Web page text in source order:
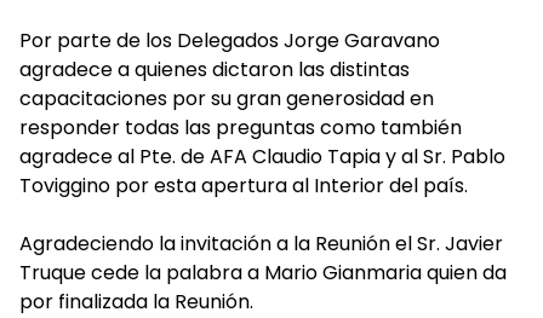
Por parte de los Delegados Jorge Garavano
agradece a quienes dictaron las distintas
capacitaciones por su gran generosidad en
responder todas las preguntas como también
agradece al Pte. de AFA Claudio Tapia y al Sr. Pablo
Toviggino por esta apertura al Interior del país.
Agradeciendo la invitación a la Reunión el Sr. Javier
Truque cede la palabra a Mario Gianmaria quien da
por finalizada la Reunión.